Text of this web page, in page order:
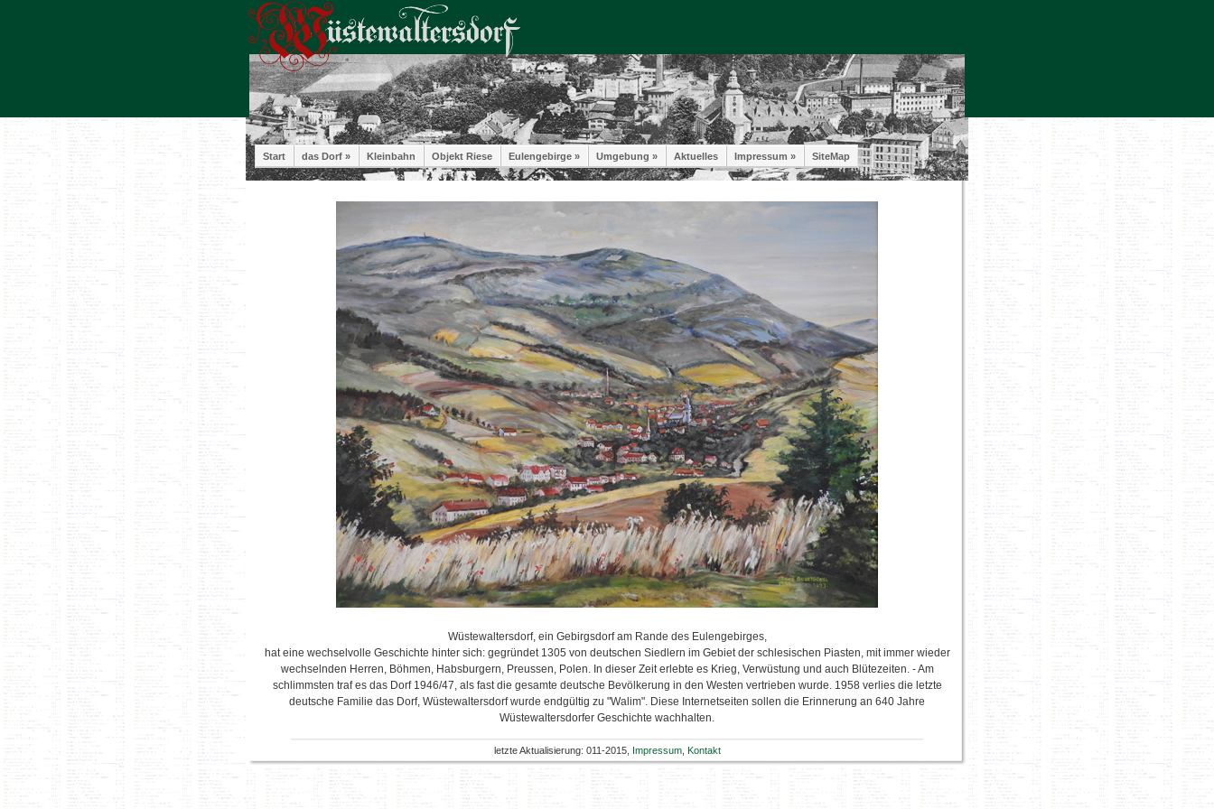
Start das Dorf » Kleinbahn Objekt Riese Eulengebirge » Umgebung » Aktuelles Impressum » SiteMap
Wüstewaltersdorf, ein Gebirgsdorf am Rande des Eulengebirges,
hat eine wechselvolle Geschichte hinter sich: gegründet 1305 von deutschen Siedlern im Gebiet der schlesischen Piasten, mit immer wieder
wechselnden Herren, Böhmen, Habsburgern, Preussen, Polen. In dieser Zeit erlebte es Krieg, Verwüstung und auch Blütezeiten. - Am
schlimmsten traf es das Dorf 1946/47, als fast die gesamte deutsche Bevölkerung in den Westen vertrieben wurde. 1958 verlies die letzte
deutsche Familie das Dorf, Wüstewaltersdorf wurde endgültig zu "Walim". Diese Internetseiten sollen die Erinnerung an 640 Jahre
Wüstewaltersdorfer Geschichte wachhalten.
letzte Aktualisierung: 011-2015, Impressum, Kontakt